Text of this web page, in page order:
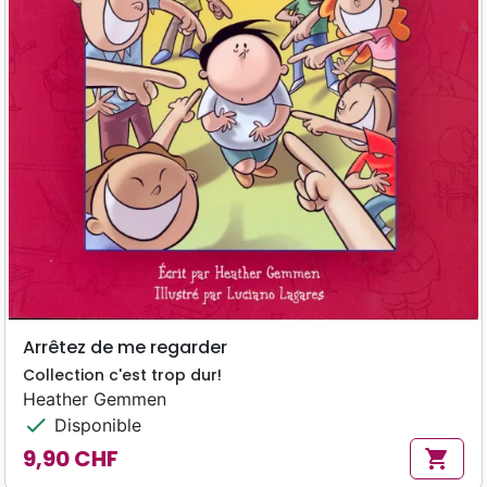
Arrêtez de me regarder
Collection c'est trop dur!
Heather Gemmen
check Disponible
Prix
9,90 CHF shopping_cart